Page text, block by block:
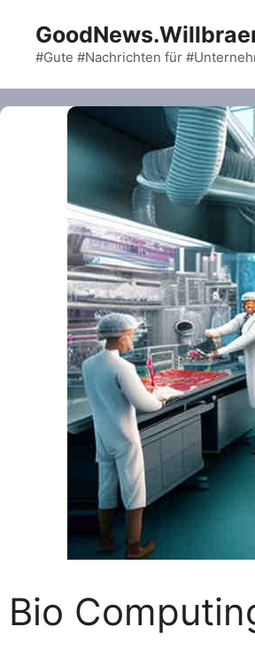
content#Gute #Nachrichten für
Bio